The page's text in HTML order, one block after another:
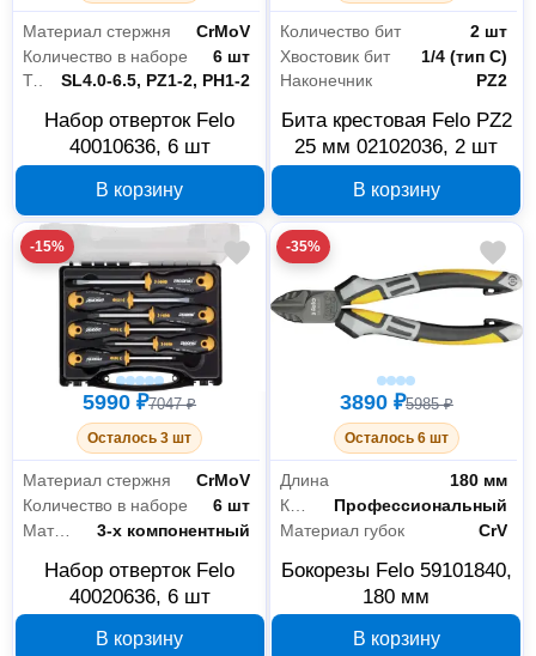
Материал стержня
CrMoV
Количество в наборе
6 шт
Тип шлица
SL4.0-6.5, PZ1-2, PH1-2
Набор отверток Felo
40010636, 6 шт
В корзину
Количество бит
2 шт
Хвостовик бит
1/4 (тип С)
Наконечник
PZ2
Бита крестовая Felo PZ2
25 мм 02102036, 2 шт
В корзину
-15%
5990 ₽7047 ₽
Осталось 3 шт
Материал стержня
CrMoV
Количество в наборе
6 шт
Материал рукояти
3-х компонентный
Набор отверток Felo
40020636, 6 шт
В корзину
-35%
3890 ₽5985 ₽
Осталось 6 шт
Длина
180 мм
Класс товара
Профессиональный
Материал губок
CrV
Бокорезы Felo 59101840,
180 мм
В корзину